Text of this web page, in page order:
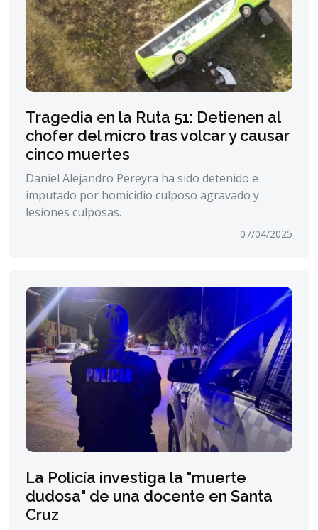
Tragedia en la Ruta 51: Detienen al
chofer del micro tras volcar y causar
cinco muertes
Daniel Alejandro Pereyra ha sido detenido e
imputado por homicidio culposo agravado y
lesiones culposas.
07/04/2025
La Policía investiga la "muerte
dudosa" de una docente en Santa
Cruz